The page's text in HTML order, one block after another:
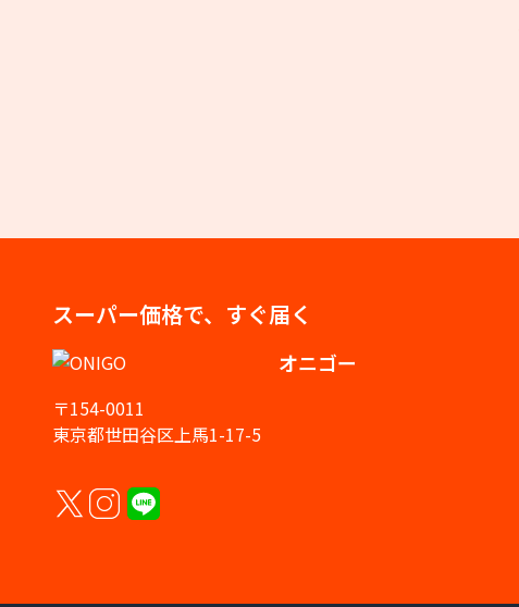
スーパー価格で、すぐ届く
オニゴー
〒154-0011
東京都世田谷区上馬1-17-5